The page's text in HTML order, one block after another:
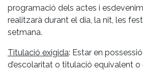
programació dels actes i
realitzarà durant el dia, la nit, les
setmana.
Titulació exigida: Estar en
d’escolaritat o titulació equivalent